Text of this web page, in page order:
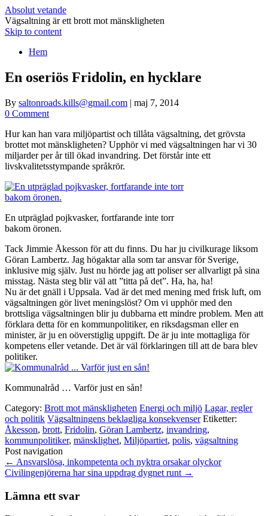
Absolut vetande
Vägsaltning är ett brott mot mänskligheten
Skip to content
Hem
En oseriös Fridolin, en hycklare
By saltonroads.kills@gmail.com | maj 7, 2014
0 Comment
Hur kan han vara miljöpartist och tillåta vägsaltning, det grövsta
brottet mot mänskligheten? Upphör vi med vägsaltningen har vi 30
miljarder per år till ökad invandring. Det förstår inte ett
livskvalitetsstympande språkrör.
En utpräglad pojkvasker, fortfarande inte torr
bakom öronen.
Tack Jimmie Åkesson för att du finns. Du har ju civilkurage liksom
Göran Lambertz. Jag högaktar alla som tar ansvar för Sverige,
inklusive mig själv. Just nu hörde jag att poliser ser allvarligt på sina
misstag. Nästa steg blir väl att ”titta på det”. Ha, ha, ha!
Nu är det gnäll i Uppsala. Vad är det med mening med frisk luft, om
vägsaltningen gör livet meningslöst? Om vi upphör med den
brottsliga vägsaltningen blir ju dubbarna ett mindre problem. Men att
förklara detta för en kommunpolitiker, en riksdagsman eller en
minister, är ju en oöverstiglig uppgift. De är ju inte mottagliga för
kompetens eller vetande. Det är väl förklaringen till att de bara blev
politiker.
Kommunalråd … Varför just en sån!
Category: Brott mot mänskligheten Energi och miljö Lagar, regler
och politik Vägsaltningens beklagliga konsekvenser Etiketter:
Åkesson, brott, Fridolin, Göran Lambertz, invandring,
kommunpolitiker, mänsklighet, Miljöpartiet, polis, vägsaltning
Post navigation
← Ansvarslösa, inkompetenta och nyktra orsakar olyckor
Civilingenjörerna har sina uppdrag dygnet runt →
Lämna ett svar